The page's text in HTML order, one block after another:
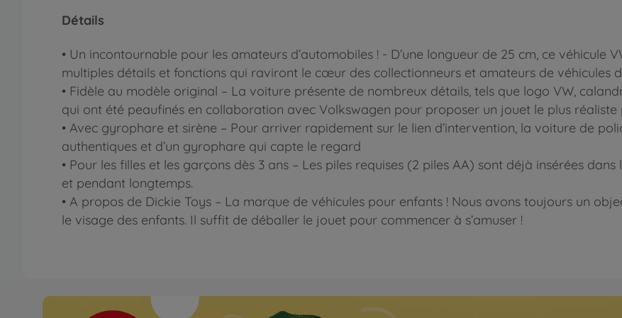
Détails
• Un incontournable pour les amateurs d’automobiles ! - D’une longueur de 25 cm, ce véhicule
multiples détails et fonctions qui raviront le cœur des collectionneurs et amateurs de véhicules
• Fidèle au modèle original – La voiture présente de nombreux détails, tels que logo VW,
qui ont été peaufinés en collaboration avec Volkswagen pour proposer un jouet le plus réaliste
• Avec gyrophare et sirène – Pour arriver rapidement sur le lien d’intervention, la voiture de
authentiques et d’un gyrophare qui capte le regard
• Pour les filles et les garçons dès 3 ans – Les piles requises (2 piles AA) sont déjà insérées
et pendant longtemps.
• A propos de Dickie Toys – La marque de véhicules pour enfants ! Nous avons toujours un
le visage des enfants. Il suffit de déballer le jouet pour commencer à s’amuser !